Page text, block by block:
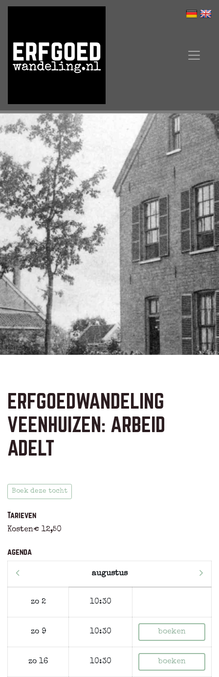
ERFGOEDWANDELING
VEENHUIZEN: ARBEID
ADELT
Boek deze tocht
Tarieven
Kosten€ 12,50
agenda
augustus
zo 2 10:30
zo 9 10:30 boeken
zo 16 10:30 boeken